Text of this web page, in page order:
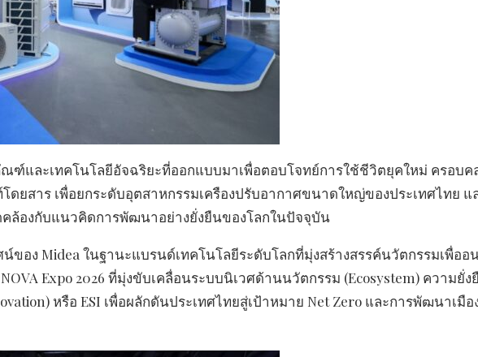
ฑ์และเทคโนโลยีอัจฉริยะที่ออกแบบมาเพื่อตอบโจทย์การใช้ชีวิตยุคใหม่ ครอบค
ยสาร เพื่อยกระดับอุตสาหกรรมเครืองปรับอากาศขนาดใหญ่ของประเทศไทย แ
ล้องกับแนวคิดการพัฒนาอย่างยั่งยืนของโลกในปัจจุบัน
ของ Midea ในฐานะแบรนด์เทคโนโลยีระดับโลกที่มุ่งสร้างสรรค์นวัตกรรมเพื่ออ
Expo 2026 ที่มุ่งขับเคลื่อนระบบนิเวศด้านนวัตกรรม (Ecosystem) ความยั่ง
หรือ ESI เพื่อผลักดันประเทศไทยสู่เป้าหมาย Net Zero และการพัฒนาเมือ